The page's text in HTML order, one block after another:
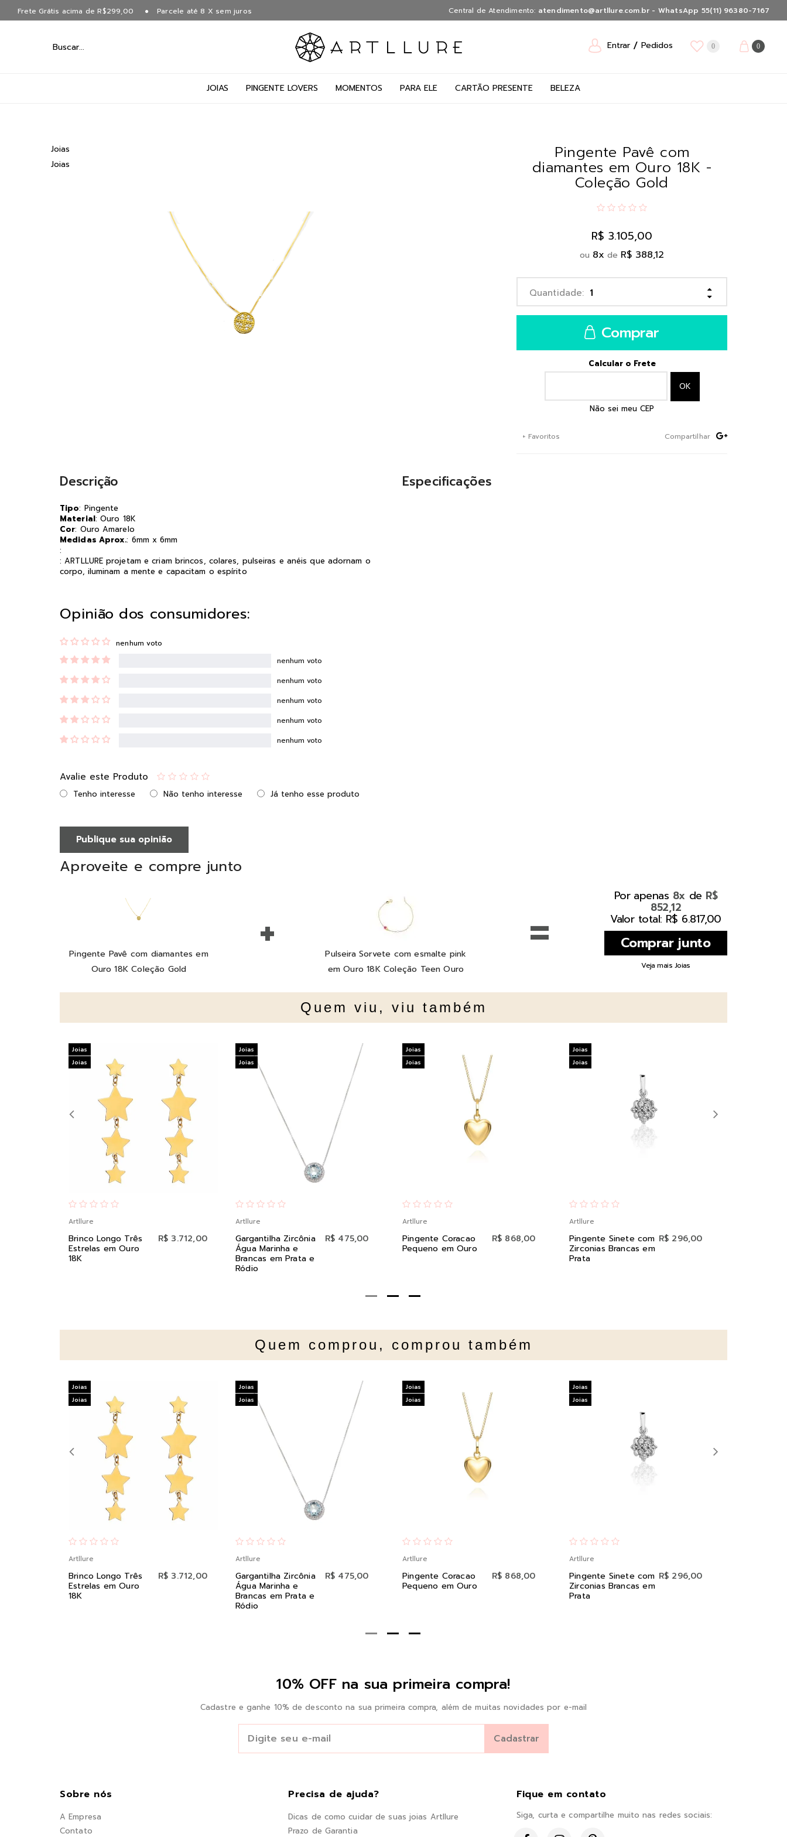
Frete Grátis acima de R$299,00 Parcele até 8 X sem juros Central de Atendimento: atendimento@artllure.com.br - WhatsApp 55(11) 96380-7167
Entrar Pedidos 0 0
JOIAS PINGENTE LOVERS MOMENTOS PARA ELE CARTÃO PRESENTE BELEZA
Joias
Joias
Pingente Pavê com
diamantes em Ouro 18K -
Coleção Gold
R$ 3.105,00
ou 8x de R$ 388,12
Comprar
Calcular o Frete
Não sei meu CEP
+ Favoritos Compartilhar
Descrição
Tipo: Pingente
Material: Ouro 18K
Cor: Ouro Amarelo
Medidas Aprox.: 6mm x 6mm
:
: ARTLLURE projetam e criam brincos, colares, pulseiras e anéis que adornam o
corpo, iluminam a mente e capacitam o espírito
Especificações
Opinião dos consumidores:
nenhum voto
nenhum voto
nenhum voto
nenhum voto
nenhum voto
nenhum voto
Avalie este Produto
Tenho interesse Não tenho interesse Já tenho esse produto
Publique sua opinião
Aproveite e compre junto
Pingente Pavê com diamantes em
Ouro 18K Coleção Gold
+
Pulseira Sorvete com esmalte pink
em Ouro 18K Coleção Teen Ouro
=
Por apenas 8x de R$
852,12
Valor total: R$ 6.817,00
Veja mais Joias
Quem viu, viu também
Artllure
Brinco Longo Três
Estrelas em Ouro
18K
R$ 3.712,00
Joias
Joias
Artllure
Gargantilha Zircônia
Água Marinha e
Brancas em Prata e
Ródio
R$ 475,00
Joias
Joias
Artllure
Pingente Coracao
Pequeno em Ouro
R$ 868,00
Joias
Joias
Artllure
Pingente Sinete com
Zirconias Brancas em
Prata
R$ 296,00
Joias
Joias
Quem comprou, comprou também
Artllure
Brinco Longo Três
Estrelas em Ouro
18K
R$ 3.712,00
Joias
Joias
Artllure
Gargantilha Zircônia
Água Marinha e
Brancas em Prata e
Ródio
R$ 475,00
Joias
Joias
Artllure
Pingente Coracao
Pequeno em Ouro
R$ 868,00
Joias
Joias
Artllure
Pingente Sinete com
Zirconias Brancas em
Prata
R$ 296,00
Joias
Joias
10% OFF na sua primeira compra!
Cadastre e ganhe 10% de desconto na sua primeira compra, além de muitas novidades por e-mail
Sobre nós
A Empresa
Contato
Precisa de ajuda?
Dicas de como cuidar de suas joias Artllure
Prazo de Garantia
Fique em contato
Siga, curta e compartilhe muito nas redes sociais: